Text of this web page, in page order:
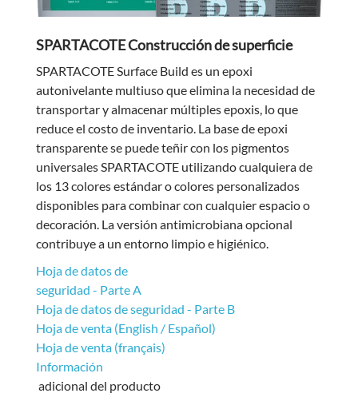
SPARTACOTE Construcción de superficie
SPARTACOTE Surface Build es un epoxi
autonivelante multiuso que elimina la necesidad de
transportar y almacenar múltiples epoxis, lo que
reduce el costo de inventario. La base de epoxi
transparente se puede teñir con los pigmentos
universales SPARTACOTE utilizando cualquiera de
los 13 colores estándar o colores personalizados
disponibles para combinar con cualquier espacio o
decoración. La versión antimicrobiana opcional
contribuye a un entorno limpio e higiénico.
Hoja de datos de
seguridad - Parte A
Hoja de datos de seguridad - Parte B
Hoja de venta (English / Español)
Hoja de venta (français)
Información
adicional del producto